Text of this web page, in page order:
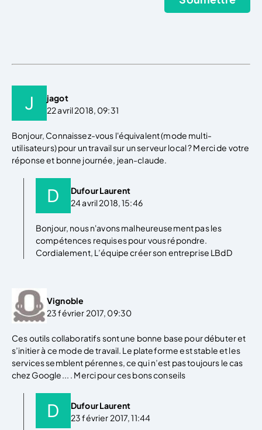
jagot
22 avril 2018, 09:31
Bonjour, Connaissez-vous l'équivalent (mode multi-
utilisateurs) pour un travail sur un serveur local ? Merci de votre
réponse et bonne journée, jean-claude.
Dufour Laurent
24 avril 2018, 15:46
Bonjour, nous n'avons malheureusement pas les
compétences requises pour vous répondre.
Cordialement, L’équipe créer son entreprise LBdD
Vignoble
23 février 2017, 09:30
Ces outils collaboratifs sont une bonne base pour débuter et
s’initier à ce mode de travail. Le plateforme est stable et les
services semblent pérennes, ce qui n’est pas toujours le cas
chez Google... . Merci pour ces bons conseils
Dufour Laurent
23 février 2017, 11:44